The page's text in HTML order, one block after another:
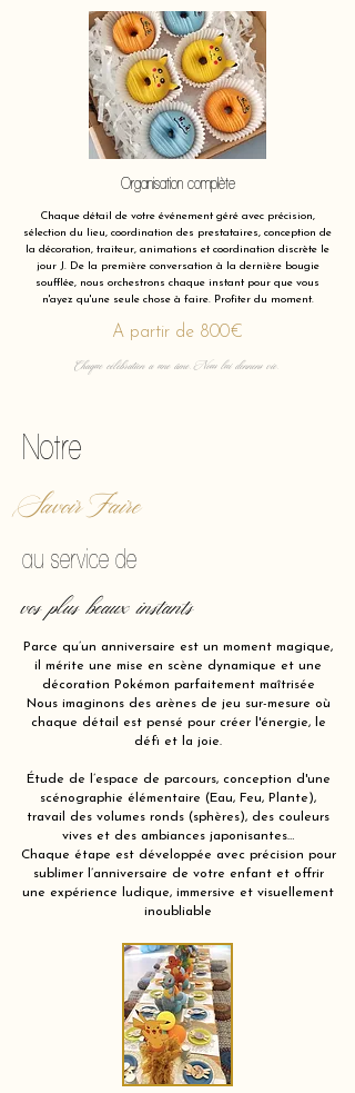
Organisation complète
Chaque détail de votre événement géré avec précision,
sélection du lieu, coordination des prestataires, conception de
la décoration, traiteur, animations et coordination discrète le
jour J. De la première conversation à la dernière bougie
soufflée, nous orchestrons chaque instant pour que vous
n'ayez qu'une seule chose à faire. Profiter du moment.
A partir de 800€
Chaque célébration a une âme. Nous lui donnons vie.
Notre
Savoir Faire
au service de
vos plus beaux instants
Parce qu’un anniversaire est un moment magique,
il mérite une mise en scène dynamique et une
décoration Pokémon parfaitement maîtrisée
Nous imaginons des arènes de jeu sur-mesure où
chaque détail est pensé pour créer l'énergie, le
défi et la joie.
Étude de l’espace de parcours, conception d'une
scénographie élémentaire (Eau, Feu, Plante),
travail des volumes ronds (sphères), des couleurs
vives et des ambiances japonisantes…
Chaque étape est développée avec précision pour
sublimer l’anniversaire de votre enfant et offrir
une expérience ludique, immersive et visuellement
inoubliable